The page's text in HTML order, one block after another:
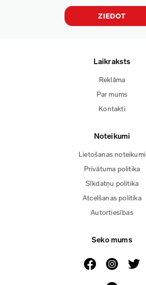
ZIEDOT
Laikraksts
Reklāma
Par mums
Kontakti
Noteikumi
Lietošanas noteikumi
Privātuma politika
Sīkdatņu politika
Atcelšanas politika
Autortiesības
Seko mums